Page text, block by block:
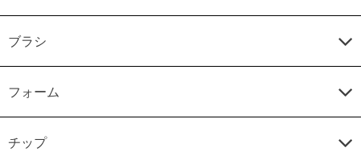
ブラシ
フォーム
チップ